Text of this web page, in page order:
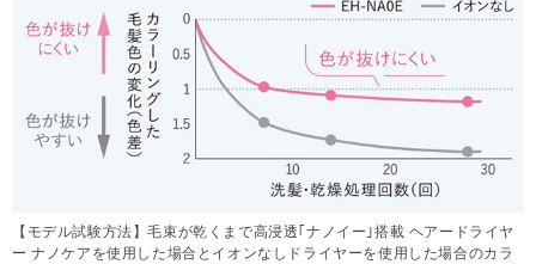
【モデル試験方法】毛束が乾くまで高浸透｢ナノイー｣搭載 ヘアードライヤ
ー ナノケアを使用した場合とイオンなしドライヤーを使用した場合のカラ